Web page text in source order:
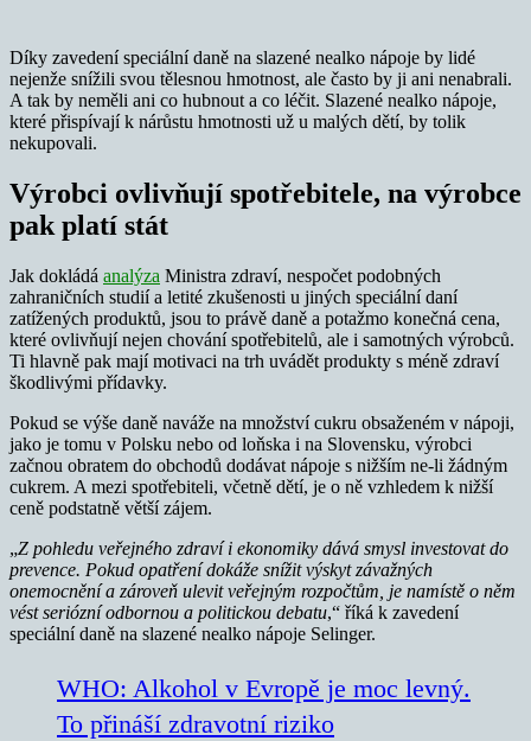
Díky zavedení speciální daně na slazené nealko nápoje by lidé
nejenže snížili svou tělesnou hmotnost, ale často by ji ani nenabrali.
A tak by neměli ani co hubnout a co léčit. Slazené nealko nápoje,
které přispívají k nárůstu hmotnosti už u malých dětí, by tolik
nekupovali.
Výrobci ovlivňují spotřebitele, na výrobce
pak platí stát
Jak dokládá analýza Ministra zdraví, nespočet podobných
zahraničních studií a letité zkušenosti u jiných speciální daní
zatížených produktů, jsou to právě daně a potažmo konečná cena,
které ovlivňují nejen chování spotřebitelů, ale i samotných výrobců.
Ti hlavně pak mají motivaci na trh uvádět produkty s méně zdraví
škodlivými přídavky.
Pokud se výše daně naváže na množství cukru obsaženém v nápoji,
jako je tomu v Polsku nebo od loňska i na Slovensku, výrobci
začnou obratem do obchodů dodávat nápoje s nižším ne-li žádným
cukrem. A mezi spotřebiteli, včetně dětí, je o ně vzhledem k nižší
ceně podstatně větší zájem.
„Z pohledu veřejného zdraví i ekonomiky dává smysl investovat do
prevence. Pokud opatření dokáže snížit výskyt závažných
onemocnění a zároveň ulevit veřejným rozpočtům, je namístě o něm
vést seriózní odbornou a politickou debatu,“ říká k zavedení
speciální daně na slazené nealko nápoje Selinger.
WHO: Alkohol v Evropě je moc levný.
To přináší zdravotní riziko